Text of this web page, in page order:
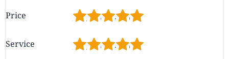
Price 5
4
3
2
Service 5
4
3
2